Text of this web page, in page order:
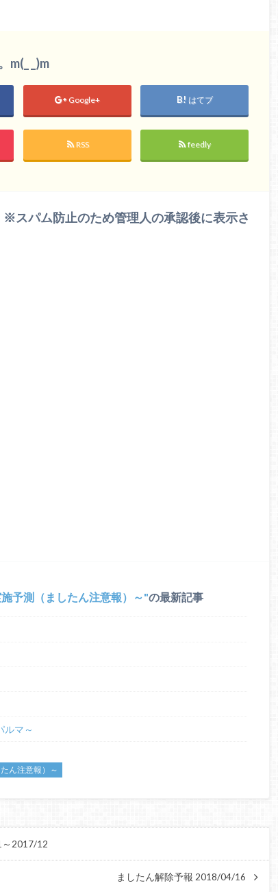
m(_ _)m
Google+ はてブ
RSS feedly
パム防止のため管理人の承認後に表示さ
予測（ましたん注意報）～ の最新記事
ルマ～
ん注意報）～
～2017/12
ましたん解除予報 2018/04/16